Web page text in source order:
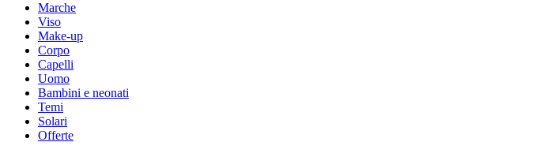
Marche
Viso
Make-up
Corpo
Capelli
Uomo
Bambini e neonati
Temi
Solari
Offerte